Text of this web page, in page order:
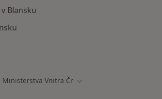
Blansku
Ministerstva Vnitra Čr Změna města